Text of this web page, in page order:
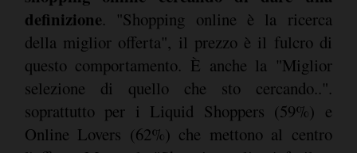
definizione. "Shopping online è la ricerca
della miglior offerta", il prezzo è il fulcro di
questo comportamento. È anche la "Miglior
selezione di quello che sto cercando..".
soprattutto per i Liquid Shoppers (59%) e
Online Lovers (62%) che mettono al centro